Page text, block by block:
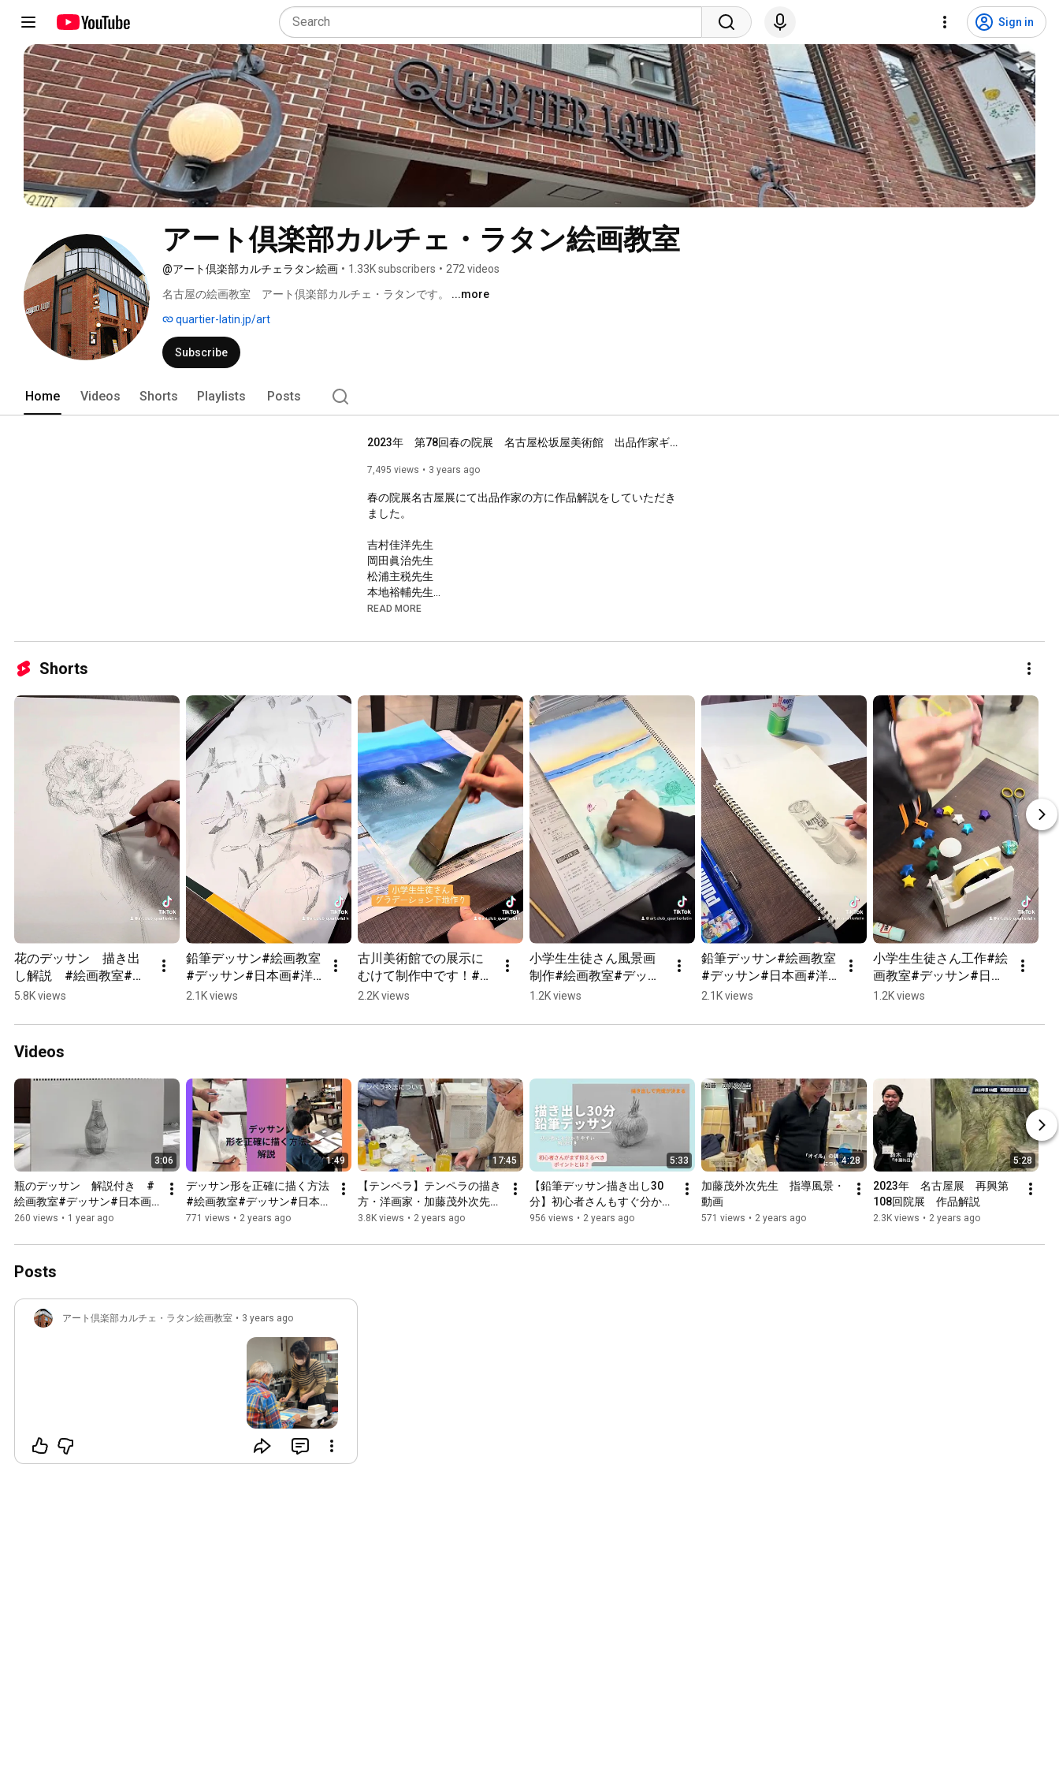
Sign in
アート倶楽部カルチェ・ラタン絵画教室
@アート倶楽部カルチェラタン絵画 • 1.33K subscribers • 272 videos
名古屋の絵画教室　アート倶楽部カルチェ・ラタンです。 ...more
quartier-latin.jp/art
Subscribe
Home Videos Shorts Playlists Posts
2023年　第78回春の院展　名古屋松坂屋美術館　出品作家ギャラリートーク・作品解説
7,495 views 3 years ago
春の院展名古屋展にて出品作家の方に作品解説をしていただき
ました。
吉村佳洋先生
岡田眞治先生
松浦主税先生
本地裕輔先生
山口貴士先生
森下麻子先生
岡村苑子先生
風間桜先生
大岩弓未永先生
北村典子先生
大村有香先生
（出演順・順不同）
会期
2023.04.08（土）〜 2023.04.16（日）
開催時間
午前10時～午後6時 ＊入館は閉館30分前まで ＊会期中無休
会場
松坂屋美術館　松坂屋名古屋店南館7階
入場料
一般：700円（500円）、高・大生：500円（300円） ＊中学生
以下無料、（　）内は前売り・優待料金
主催
松坂屋美術館、中日新聞社、東海テレビ放送、日本美術院
==================================================
名古屋市千種区池下町2-28, 052-751-8033
絵画教室（洋画・日本画・水彩画・デッサン）、ギャラリーを
備えた芸術複合施設
==================================================
==========
READ MORE
Shorts
花のデッサン　描き出
し解説　#絵画教室#デ
ッサン#日本画#洋画#
ん大歓迎#愛知県立芸術
大学#池下#名古屋
#art#artwork
5.8K views
鉛筆デッサン#絵画教室
#デッサン#日本画#洋
画#油絵#習い事#初心
芸術大学#池下#名古屋
2.1K views
古川美術館での展示に
むけて制作中です！#絵
画教室#デッサン#日本
初心者さん大歓迎#愛知
2.2K views
小学生生徒さん風景画
制作#絵画教室#デッサ
ン#日本画#洋画#油絵#
迎#愛知県立芸術大学#
1.2K views
鉛筆デッサン#絵画教室
#デッサン#日本画#洋
画#油絵#習い事#初心
芸術大学#池下#名古屋
2.1K views
小学生生徒さん工作#絵
画教室#デッサン#日本
画#洋画#油絵#習い事#
県立芸術大学#池下#名
1.2K views
Videos
3:06
瓶のデッサン　解説付き　#
絵画教室#デッサン#日本画#
洋画#油絵#習い事#初心者さ
#池下#名古屋#art#artwork
260 views • 1 year ago
1:49
デッサン形を正確に描く方法
#絵画教室#デッサン#日本画
#洋画#油絵#習い事#初心者
学#池下#名古屋
771 views • 2 years ago
17:45
【テンペラ】テンペラの描き
方・洋画家・加藤茂外次先生
による解説
3.8K views • 2 years ago
5:33
【鉛筆デッサン描き出し30
分】初心者さんもすぐ分かる
描き方の紹介！
956 views • 2 years ago
4:28
加藤茂外次先生　指導風景・
動画
571 views • 2 years ago
5:28
2023年　名古屋展　再興第
108回院展　作品解説
2.3K views • 2 years ago
Posts
アート倶楽部カルチェ・ラタン絵画教室 • 3 years ago